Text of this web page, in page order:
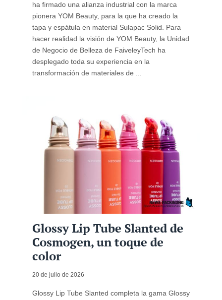
ha firmado una alianza industrial con la marca
pionera YOM Beauty, para la que ha creado la
tapa y espátula en material Sulapac Solid. Para
hacer realidad la visión de YOM Beauty, la Unidad
de Negocio de Belleza de FaiveleyTech ha
desplegado toda su experiencia en la
transformación de materiales de ...
Glossy Lip Tube Slanted de
Cosmogen, un toque de
color
20 de julio de 2026
Glossy Lip Tube Slanted completa la gama Glossy